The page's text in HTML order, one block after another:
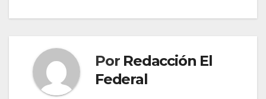
Por Redacción El
Federal